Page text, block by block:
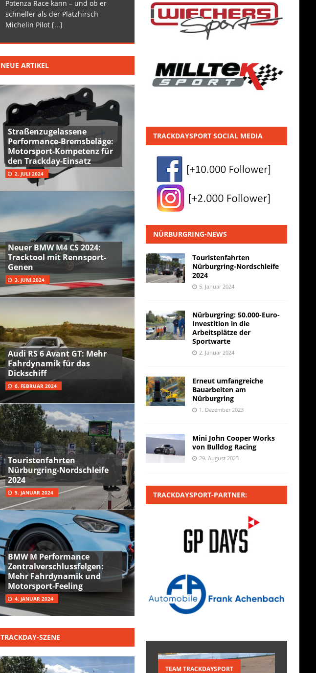
Potenza Race kann – und ob er
schneller als der Platzhirsch
Michelin Pilot [...]
NEUE ARTIKEL
Straßenzugelassene
Performance-Bremsbeläge:
Motorsport-Kompetenz für
den Trackday-Einsatz
2. JULI 2024
Neuer BMW M4 CS 2024:
Tracktool mit Rennsport-
Genen
3. JUNI 2024
Audi RS 6 Avant GT: Mehr
Fahrdynamik für das
Dickschiff
6. FEBRUAR 2024
Touristenfahrten
Nürburgring-Nordschleife
2024
5. JANUAR 2024
BMW M Performance
Zentralverschlussfelgen:
Mehr Fahrdynamik und
Motorsport-Feeling
4. JANUAR 2024
TRACKDAY-SZENE
TRACKDAYSPORT SOCIAL MEDIA
NÜRBURGRING-NEWS
Touristenfahrten
Nürburgring-Nordschleife
2024
5. Januar 2024
Nürburgring: 50.000-Euro-
Investition in die
Arbeitsplätze der
Sportwarte
2. Januar 2024
Erneut umfangreiche
Bauarbeiten am
Nürburgring
1. Dezember 2023
Mini John Cooper Works
von Bulldog Racing
29. August 2023
TRACKDAYSPORT-PARTNER:
TEAM TRACKDAYSPORT